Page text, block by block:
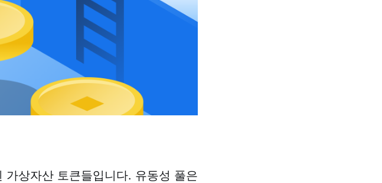
상자산 토큰들입니다. 유동성 풀은